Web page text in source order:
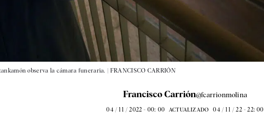
observa la cámara funeraria. | FRANCISCO CARRIÓN
Francisco Carrión@fcarrionmolina
04 / 11 / 2022 - 00: 00 ACTUALIZADO 04 / 11 / 22 - 22: 00